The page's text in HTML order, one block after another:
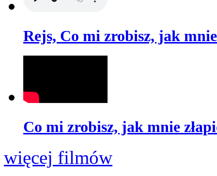
Rejs, Co mi zrobisz, jak mnie
Co mi zrobisz, jak mnie
więcej filmów